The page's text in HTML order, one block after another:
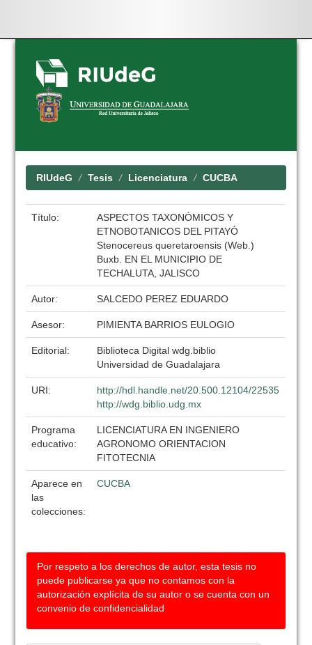
Skip
navigation
RIUdeG Tesis Licenciatura CUCBA
Título:
ASPECTOS TAXONÓMICOS Y
ETNOBOTANICOS DEL PITAYÓ
Stenocereus queretaroensis (Web.)
Buxb. EN EL MUNICIPIO DE
TECHALUTA, JALISCO
Autor: SALCEDO PEREZ EDUARDO
Asesor: PIMIENTA BARRIOS EULOGIO
Editorial:
Biblioteca Digital wdg.biblio
Universidad de Guadalajara
URI:
http://hdl.handle.net/20.500.12104/22535
http://wdg.biblio.udg.mx
Programa
educativo:
LICENCIATURA EN INGENIERO
AGRONOMO ORIENTACION
FITOTECNIA
Aparece en
las
colecciones:
CUCBA
Por respeto a los derechos de autor, esta tesis no
puede publicarse ya que no contamos con la
autorización explícita de su autor o se cuenta con un
convenio de confidencialidad